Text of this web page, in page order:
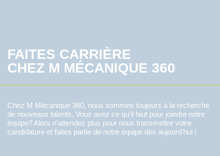
FAITES CARRIÈRE
CHEZ M MÉCANIQUE 360
Chez M Mécanique 360, nous sommes toujours à la recherche
de nouveaux talents. Vous avez ce qu’il faut pour joindre notre
équipe? Alors n’attendez plus pour nous transmettre votre
candidature et faites partie de notre équipe dès aujourd’hui !